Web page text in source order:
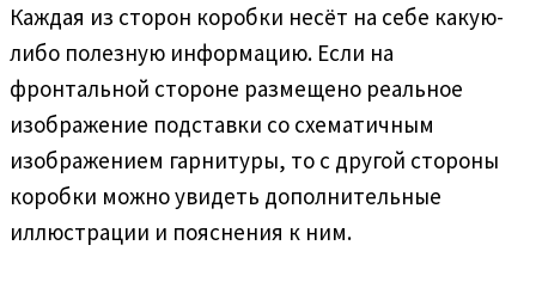
Каждая из сторон коробки несёт на себе какую-
либо полезную информацию. Если на
фронтальной стороне размещено реальное
изображение подставки со схематичным
изображением гарнитуры, то с другой стороны
коробки можно увидеть дополнительные
иллюстрации и пояснения к ним.